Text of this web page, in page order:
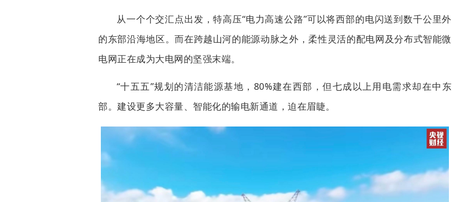
从一个个交汇点出发，特高压“电力高速公路”可以将西部的电闪送到数千公里外
的东部沿海地区。而在跨越山河的能源动脉之外，柔性灵活的配电网及分布式智能微
电网正在成为大电网的坚强末端。
“十五五”规划的清洁能源基地，80%建在西部，但七成以上用电需求却在中东
部。建设更多大容量、智能化的输电新通道，迫在眉睫。